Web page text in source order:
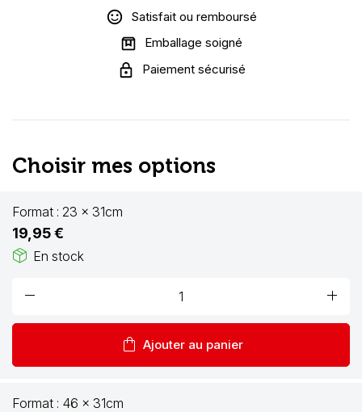
Satisfait ou remboursé
Emballage soigné
Paiement sécurisé
Choisir mes options
Format : 23 x 31cm
19,95 €
package_2 En stock
remove add
shopping_bag Ajouter au panier
Format : 46 x 31cm